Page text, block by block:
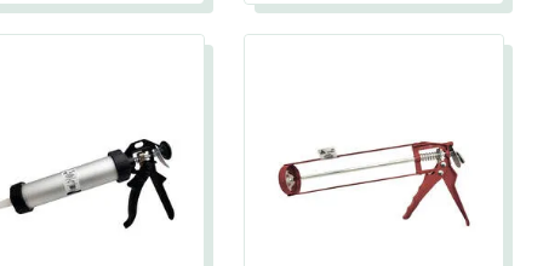
эмали универсальные
краски универсальные